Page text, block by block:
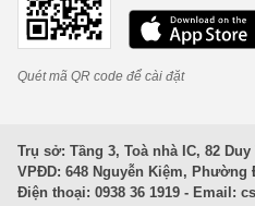
Quét mã QR code để cài đặt
Trụ sở: Tầng 3, Toà nhà IC, 82 Duy
VPĐD: 648 Nguyễn Kiệm, Phường
Điện thoại: 0938 36 1919 - Email: